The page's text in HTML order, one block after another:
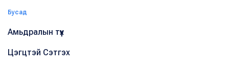
Бусад
Амьдралын түүх
Цэгцтэй Сэтгэх